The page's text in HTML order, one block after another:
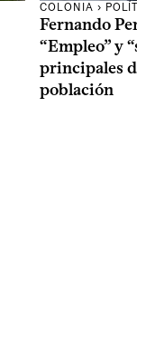
COLONIA ›
Fernando
“Empleo” y
principales
población